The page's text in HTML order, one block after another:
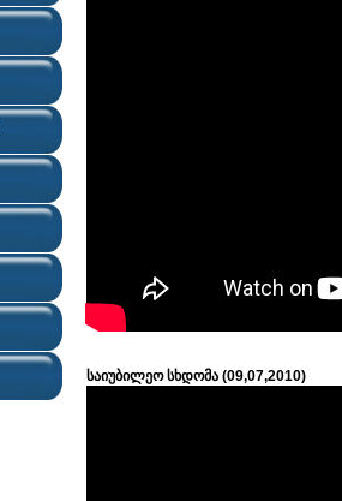
საიუბილეო სხდომა (09,07,2010)